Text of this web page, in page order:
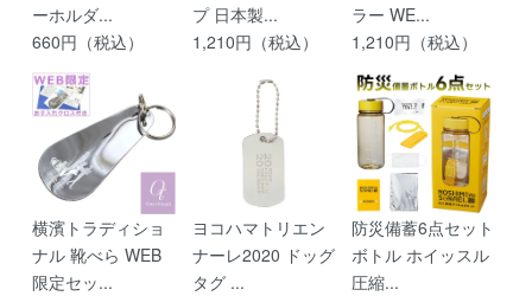
ーホルダ...
660円（税込）
プ 日本製...
1,210円（税込）
ラー WE...
1,210円（税込）
横濱トラディショ
ナル 靴べら WEB
限定セッ...
ヨコハマトリエン
ナーレ2020 ドッグ
タグ ...
防災備蓄6点セット
ボトル ホイッスル
圧縮...